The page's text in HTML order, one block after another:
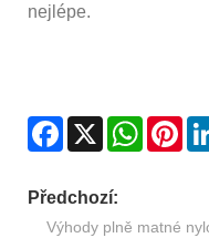
nejlépe.
Facebook
X WhatsApp
Předchozí:
Výhody plně matné